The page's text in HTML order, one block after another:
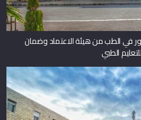
في الطب من هيئة الاعتماد وضمان
الطبي